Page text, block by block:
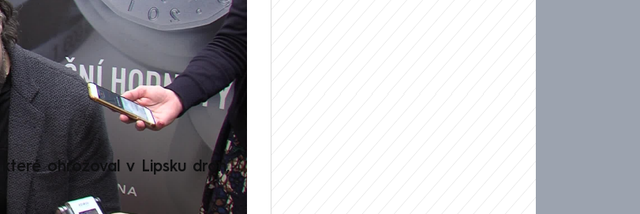
ohrožoval v Lipsku dron,